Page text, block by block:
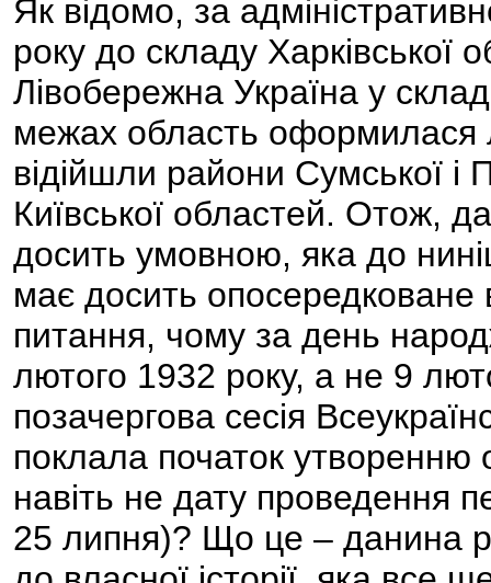
Як відомо, за
року до складу Харківської
Лівобережна Україна у
межах область оформилася
відійшли райони Сумської і
Київської областей. Отож,
досить умовною, яка до
має досить опосередковане
питання, чому за день
лютого 1932 року, а не 9
позачергова сесія
поклала початок утворенню
навіть не дату проведення
25 липня)? Що це – данина